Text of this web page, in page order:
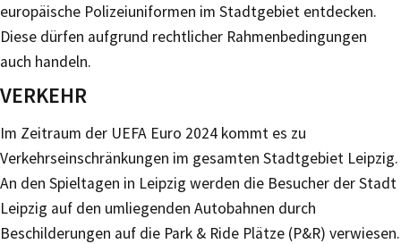
europäische Polizeiuniformen im Stadtgebiet entdecken.
Diese dürfen aufgrund rechtlicher Rahmenbedingungen
auch handeln.
VERKEHR
Im Zeitraum der UEFA Euro 2024 kommt es zu
Verkehrseinschränkungen im gesamten Stadtgebiet Leipzig.
An den Spieltagen in Leipzig werden die Besucher der Stadt
Leipzig auf den umliegenden Autobahnen durch
Beschilderungen auf die Park & Ride Plätze (P&R) verwiesen.